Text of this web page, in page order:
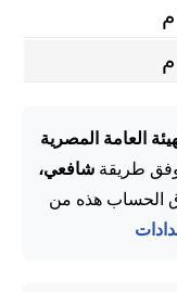
العامة المصرية
طريقة شافعي،
الحساب هذه من